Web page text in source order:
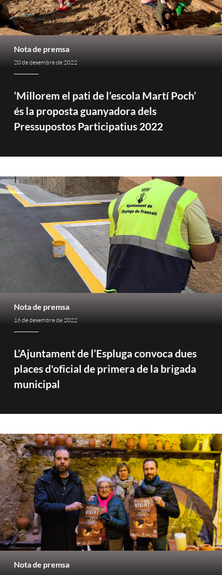
Nota de premsa
20 de desembre de 2022
‘Millorem el pati de l’escola Martí Poch’
és la proposta guanyadora dels
Pressupostos Participatius 2022
Nota de premsa
16 de desembre de 2022
L’Ajuntament de l’Espluga convoca dues
places d'oficial de primera de la brigada
municipal
Nota de premsa